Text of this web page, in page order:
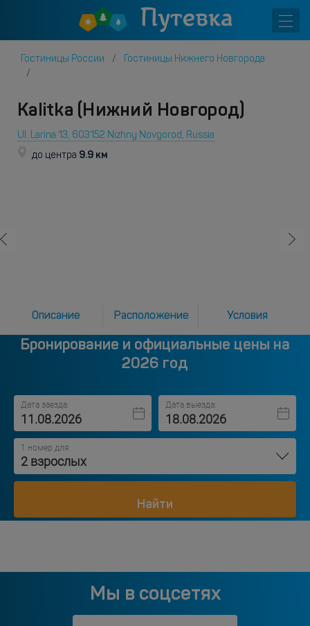
Гостиницы России Гостиницы Нижнего Новгорода
Kalitka (Нижний Новгород)
Ul. Larina 13, 603152 Nizhny Novgorod, Russia
до центра 9.9 км
Описание Расположение Условия
Бронирование и официальные цены на
2026 год
Дата заезда: Дата выезда:
1 номер для
2 взрослых
Найти
Мы в соцсетях